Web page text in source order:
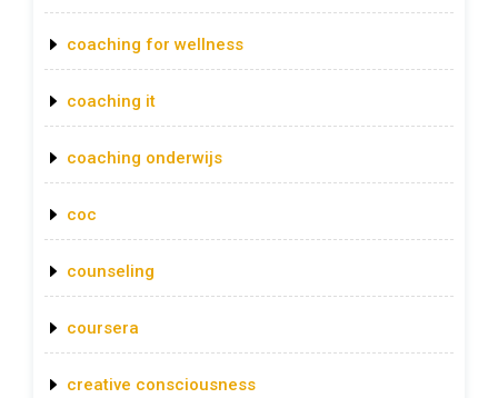
coaching for wellness
coaching it
coaching onderwijs
coc
counseling
coursera
creative consciousness